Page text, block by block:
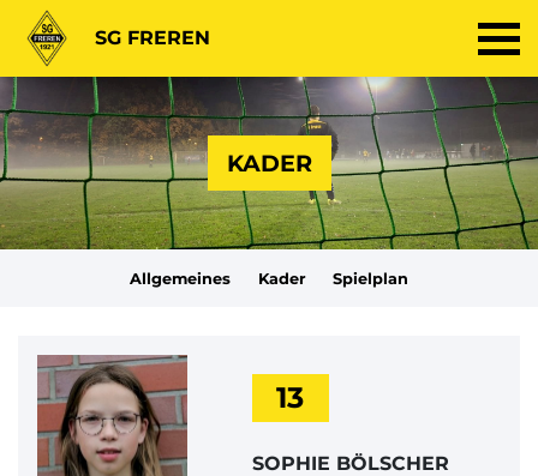
SG FREREN
KADER
Allgemeines Kader Spielplan
13
SOPHIE BÖLSCHER